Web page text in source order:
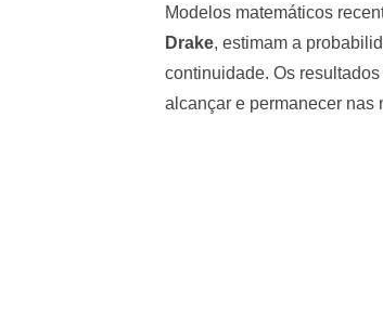
Modelos matemáticos
Drake, estimam a
continuidade. Os
alcançar e permanecer nas